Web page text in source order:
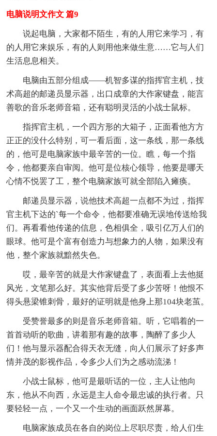
电脑说明文作文 篇9
说起电脑，大家都不陌生，有的人用它来学习，有
的人用它来娱乐，有的人则用他来做生意……它与人们
生活息息相关。
电脑由五部分组成——机智多谋的指挥官主机，技
术高超的邮递员显示器，出口成章的大作家键盘，能言
善歌的音乐老师音箱，还有聪明灵活的小战士鼠标。
指挥官主机，一个四方形的大箱子，正面看他方方
正正的没什么特别，可一看后面，这一条线，那一条线
的，他可是电脑家族中最辛苦的一位。瞧，每一个指
令，他都要亲自审阅。他可是位核心领导，他要是哪天
心情不悦罢了工，整个电脑家族可就全部陷入瘫痪。
邮递员显示器，说他技术高超一点都不为过，指挥
官主机下达的`每一个命令，他都要准确无误地传送给我
们。再看看他传递的信息，色相俱全，吸引亿万人们的
眼球。他可是个富有创造力与想象力的人物，如果没有
他，整个家族就黯然失色。
哎，最辛苦的就是大作家键盘了，表面看上去他挺
风光，文笔那么好。其实他背后受了多少苦呀！他恨不
得头悬梁锥刺骨，最好的证明就是他身上那104块老茧。
受赞誉最多的则是音乐老师音箱。听，它唱着的一
首首动听的歌曲，讲着那有趣的故事，陶醉了多少人
们！他与显示器配合得天衣无缝，向人们展示了好多声
情并茂的影视作品，令多少人们为之感动流涕！
小战士鼠标，他可是最听话的一位，主人让他向
东，他从不向西，永远是主人命令最忠诚的执行者。只
要轻轻一点，一个又一个生动的画面跃然屏幕。
电脑家族成员在各自的岗位上尽职尽责，给人们生